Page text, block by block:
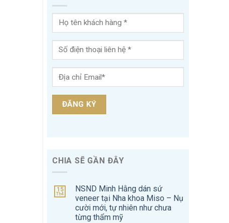
CHIA SẼ GẦN ĐÂY
15
Th4
NSND Minh Hằng dán sứ
veneer tại Nha khoa Miso – Nụ
cười mới, tự nhiên như chưa
từng thẩm mỹ